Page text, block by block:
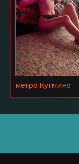
метро Купчино